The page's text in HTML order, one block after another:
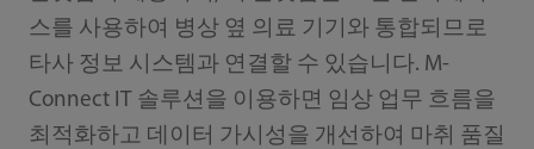
스를 사용하여 병상 옆 의료 기기와 통합되므로
타사 정보 시스템과 연결할 수 있습니다. M-
Connect IT 솔루션을 이용하면 임상 업무 흐름을
최적화하고 데이터 가시성을 개선하여 마취 품질